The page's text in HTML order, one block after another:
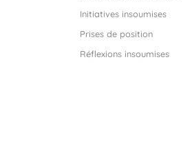
Initiatives insoumises
Prises de position
Réflexions insoumises